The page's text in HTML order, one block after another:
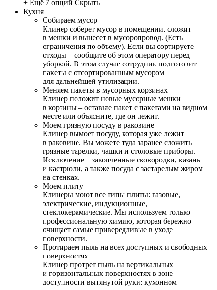
+ Ещё 7 опций Скрыть
Кухня
Собираем мусор
Клинер соберет мусор в помещении, сложит
в мешки и вынесет в мусоропровод. (Есть
ограничения по объему). Если вы сортируете
отходы – сообщите об этом оператору перед
уборкой. В этом случае сотрудник подготовит
пакеты с отсортированным мусором
для дальнейшей утилизации.
Меняем пакеты в мусорных корзинах
Клинер положит новые мусорные мешки
в корзины – оставьте пакет с пакетами на видном
месте или объясните, где он лежит.
Моем грязную посуду в раковине
Клинер вымоет посуду, которая уже лежит
в раковине. Вы можете туда заранее сложить
грязные тарелки, чашки и столовые приборы.
Исключение – закопченные сковородки, казаны
и кастрюли, а также посуда с застарелым жиром
на стенках.
Моем плиту
Клинеры моют все типы плиты: газовые,
электрические, индукционные,
стеклокерамические. Мы используем только
профессиональную химию, которая бережно
очищает самые привередливые в уходе
поверхности.
Протираем пыль на всех доступных и свободных
поверхностях
Клинер протрет пыль на вертикальных
и горизонтальных поверхностях в зоне
доступности вытянутой руки: кухонном